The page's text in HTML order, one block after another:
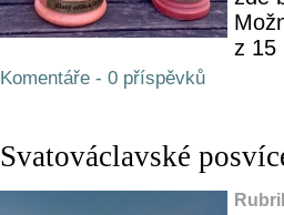
z 15
Komentáře - 0 příspěvků
Svatováclavské